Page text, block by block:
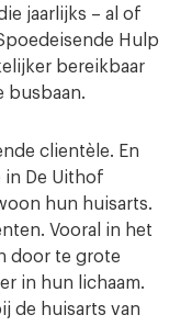
jaarlijks – al of
Hulp
bereikbaar
busbaan.
clientèle. En
in De Uithof
hun huisarts.
Vooral in het
door te grote
in hun lichaam.
de huisarts van